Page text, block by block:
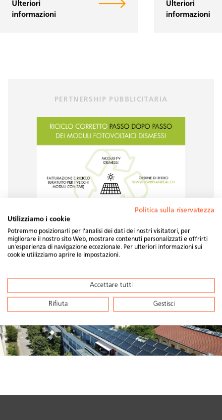
Ulteriori
informazioni
Ulteriori
informazioni
PERTNERSHIP PUBBLICITARIA
Politica sulla riservatezza
Utilizziamo i cookie
Potremmo posizionarli per l'analisi dei dati dei nostri visitatori, per
migliorare il nostro sito Web, mostrare contenuti personalizzati e offrirti
un'esperienza di navigazione eccezionale. Per ulteriori informazioni sui
cookie utilizziamo aprire le impostazioni.
Accettare tutti
Rifiuta Gestisci